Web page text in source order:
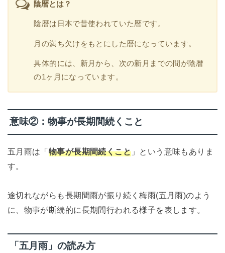
陰暦とは？
陰暦は日本で昔使われていた暦です。
月の満ち欠けをもとにした暦になっています。
具体的には、新月から、次の新月までの間が陰暦
の1ヶ月になっています。
意味②：物事が長期間続くこと
五月雨は「物事が長期間続くこと」という意味もありま
す。
途切れながらも長期間雨が振り続く梅雨(五月雨)のよう
に、物事が断続的に長期間行われる様子を表します。
「五月雨」の読み方